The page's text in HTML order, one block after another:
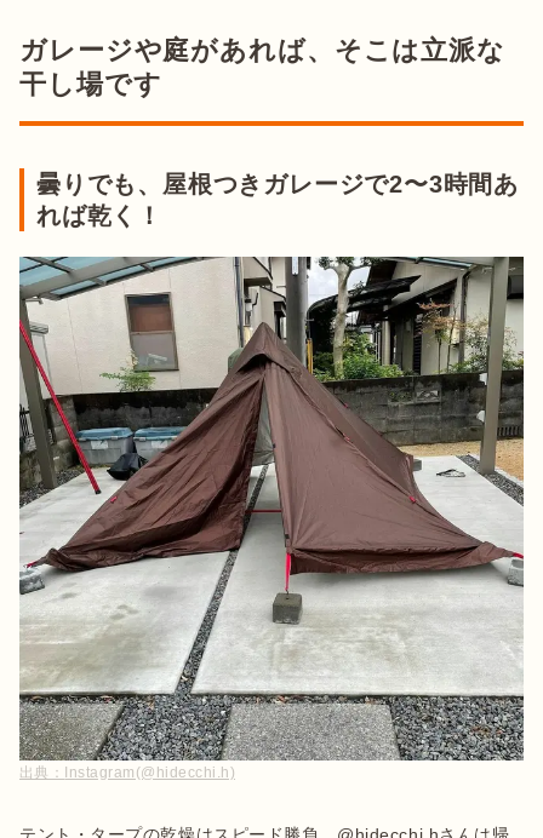
ガレージや庭があれば、そこは立派な
干し場です
曇りでも、屋根つきガレージで2〜3時間あ
れば乾く！
出典： Instagram(@hidecchi.h)